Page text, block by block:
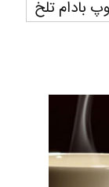
سیروپ فندوق